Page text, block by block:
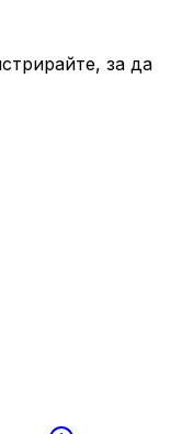
за да